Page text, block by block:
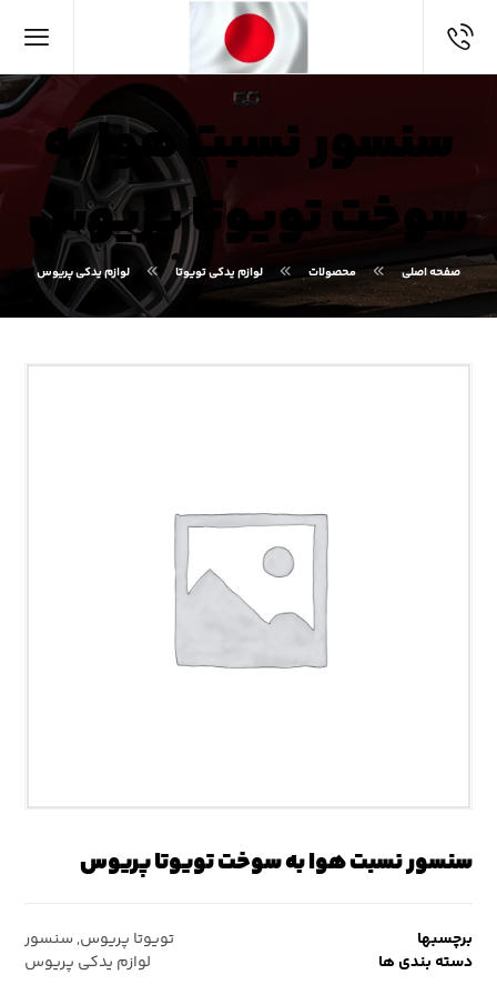
سنسور نسبت هوا به
سوخت تویوتا پریوس
صفحه اصلی محصولات لوازم یدکی تویوتا لوازم یدکی پریوس
سنسور نسبت هوا به سوخت تویوتا پریوس
برچسبها تویوتا پریوس,سنسور
دسته بندی ها
لوازم یدکی پریوس